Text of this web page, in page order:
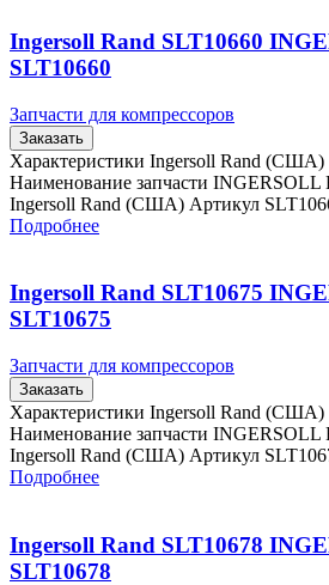
Ingersoll Rand SLT10660
SLT10660
Запчасти для компрессоров
Заказать
Характеристики Ingersoll Rand (США)
Наименование запчасти
Ingersoll Rand (США) Артикул
Подробнее
Ingersoll Rand SLT10675
SLT10675
Запчасти для компрессоров
Заказать
Характеристики Ingersoll Rand (США)
Наименование запчасти
Ingersoll Rand (США) Артикул
Подробнее
Ingersoll Rand SLT10678
SLT10678